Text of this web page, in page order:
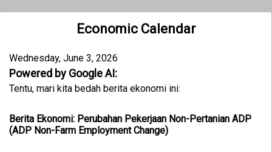
Economic Calendar
Wednesday, June 3, 2026
Powered by Google AI:
Tentu, mari kita bedah berita ekonomi ini:
Berita Ekonomi: Perubahan Pekerjaan Non-Pertanian ADP
(ADP Non-Farm Employment Change)